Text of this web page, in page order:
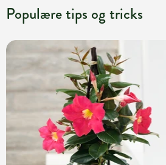
Populære tips og tricks